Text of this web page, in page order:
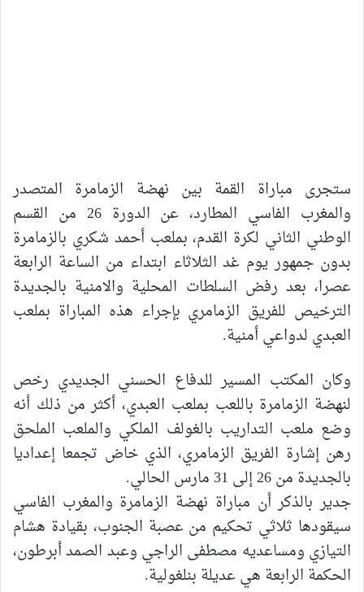
ستجرى مباراة القمة بين نهضة الزمامرة المتصدر
والمغرب الفاسي المطارد، عن الدورة 26 من القسم
الوطني الثاني لكرة القدم، بملعب أحمد شكري بالزمامرة
بدون جمهور يوم غد الثلاثاء ابتداء من الساعة الرابعة
عصرا، بعد رفض السلطات المحلية والامنية بالجديدة
الترخيص للفريق الزمامري بإجراء هذه المباراة بملعب
العبدي لدواعي أمنية.
وكان المكتب المسير للدفاع الحسني الجديدي رخص
لنهضة الزمامرة باللعب بملعب العبدي، أكثر من ذلك أنه
وضع ملعب التداريب بالغولف الملكي والملعب الملحق
رهن إشارة الفريق الزمامري، الذي خاض تجمعا إعداديا
بالجديدة من 26 إلى 31 مارس الحالي.
جدير بالذكر أن مباراة نهضة الزمامرة والمغرب الفاسي
سيقودها ثلاثي تحكيم من عصبة الجنوب، بقيادة هشام
التيازي ومساعديه مصطفى الراجي وعبد الصمد أبرطون،
الحكمة الرابعة هي عديلة بنلغولية.